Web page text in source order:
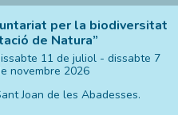
per la biodiversitat
de Natura”
11 de juliol - dissabte 7
novembre 2026
Joan de les Abadesses.